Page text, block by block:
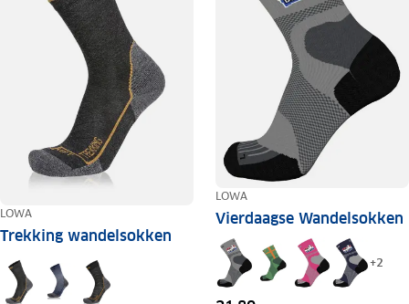
LOWA
Trekking wandelsokken
LOWA
Vierdaagse Wandelsokken
+2